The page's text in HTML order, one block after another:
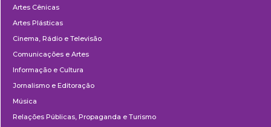
Artes Cênicas
Artes Plásticas
Cinema, Rádio e Televisão
Comunicações e Artes
Informação e Cultura
Jornalismo e Editoração
Música
Relações Públicas, Propaganda e Turismo